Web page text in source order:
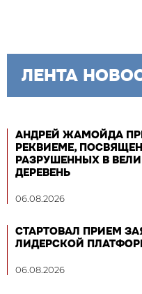
ЛЕНТА
АНДРЕЙ ЖАМОЙДА
РЕКВИЕМЕ,
РАЗРУШЕННЫХ В
ДЕРЕВЕНЬ
06.08.2026
СТАРТОВАЛ ПРИЕМ
ЛИДЕРСКОЙ
06.08.2026